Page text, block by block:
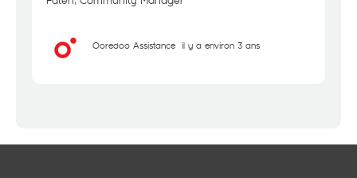
Ooredoo Assistance il y a environ 3 ans